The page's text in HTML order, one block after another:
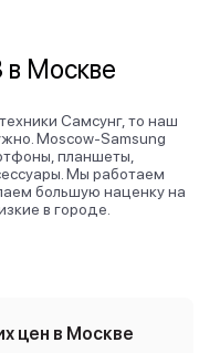
в Москве
Самсунг, то наш
Moscow-Samsung
планшеты,
Мы работаем
большую наценку на
в городе.
цен в Москве